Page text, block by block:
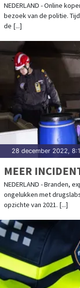
NEDERLAND - Online
bezoek van de politie.
de [...]
28 december 2022,
MEER
NEDERLAND - Branden,
ongelukken met
opzichte van 2021. [...]